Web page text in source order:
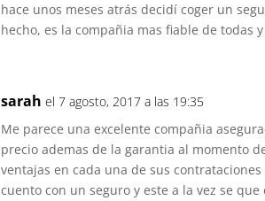
hace unos meses atrás decidí coger un
hecho, es la compañia mas fiable de todas
sarah el 7 agosto, 2017 a las 19:35
Me parece una excelente compañia
precio ademas de la garantia al momento
ventajas en cada una de sus
cuento con un seguro y este a la vez se